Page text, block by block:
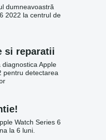
dumneavoastră
2022 la centrul de
si reparatii
Apple
pentru detectarea
Watch Series 6
la 6 luni.